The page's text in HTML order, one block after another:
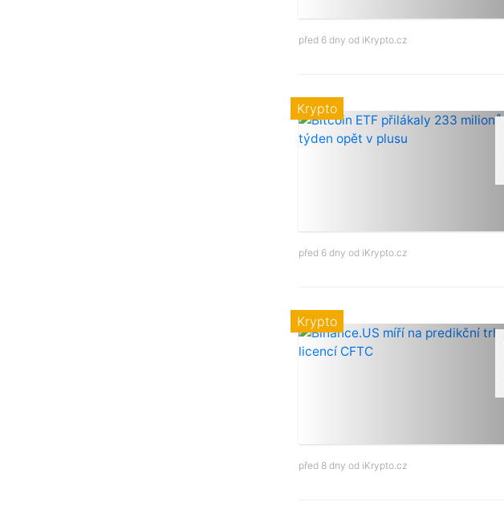
před 6 dny od iKrypto.cz
Krypto
před 6 dny od iKrypto.cz
Krypto
před 8 dny od iKrypto.cz